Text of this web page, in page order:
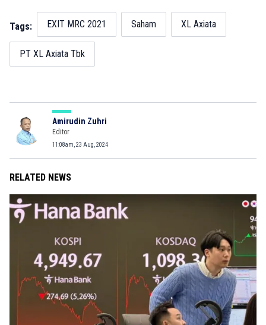
Tags: EXIT MRC 2021 Saham XL Axiata
PT XL Axiata Tbk
Amirudin Zuhri
Editor
11:08am, 23 Aug, 2024
RELATED NEWS